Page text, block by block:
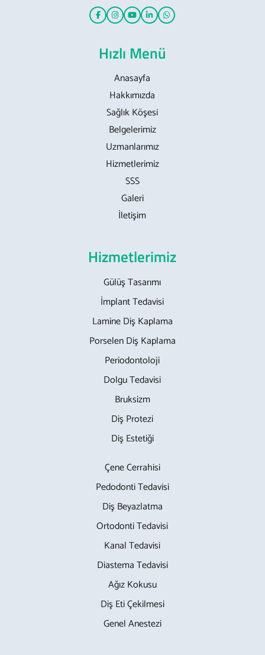
Hızlı Menü
Anasayfa
Hakkımızda
Sağlık Köşesi
Belgelerimiz
Uzmanlarımız
Hizmetlerimiz
SSS
Galeri
İletişim
Hizmetlerimiz
Gülüş Tasarımı
İmplant Tedavisi
Lamine Diş Kaplama
Porselen Diş Kaplama
Periodontoloji
Dolgu Tedavisi
Bruksizm
Diş Protezi
Diş Estetiği
Çene Cerrahisi
Pedodonti Tedavisi
Diş Beyazlatma
Ortodonti Tedavisi
Kanal Tedavisi
Diastema Tedavisi
Ağız Kokusu
Diş Eti Çekilmesi
Genel Anestezi